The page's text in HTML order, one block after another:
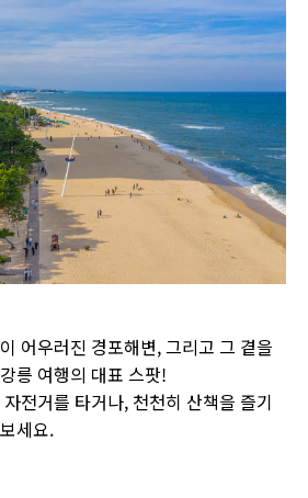
어우러진 경포해변, 그리고 그 곁을
릉 여행의 대표 스팟!
전거를 타거나, 천천히 산책을 즐기
세요.